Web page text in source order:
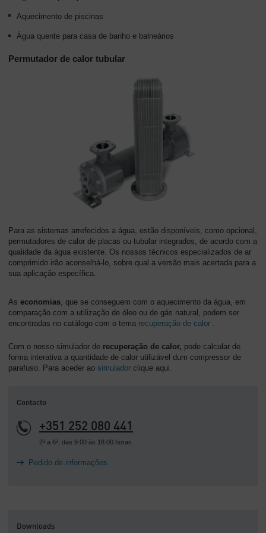
Aquecimento de piscinas
Água quente para casa de banho e balneários
Permutador de calor tubular
Para as sistemas arrefecidos a água, estão disponíveis, como opcional,
permutadores de calor de placas ou tubular integrados, de acordo com a
qualidade da água existente. Os nossos técnicos especializados de ar
comprimido irão aconselhá-lo, sobre qual a versão mais acertada para a
sua aplicação específica.
As economias , que se conseguem com o aquecimento da água, em
comparação com a utilização de óleo ou de gás natural, podem ser
encontradas no catálogo com o tema recuperação de calor
Com o nosso simulador de recuperação de calor, pode calcular de
forma interativa a quantidade de calor utilizável dum compressor de
parafuso. Para aceder ao simulador clique aqui.
Contacto
+351 252 080 441
2ª a 6ª, das 9:00 às 18:00 horas
Pedido de informações
Downloads